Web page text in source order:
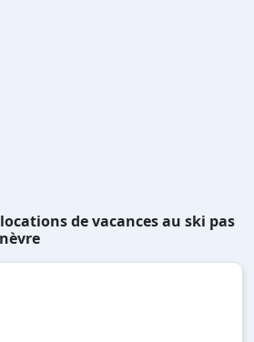
de vacances au ski pas